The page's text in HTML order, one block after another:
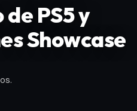
PS5 y
Showcase